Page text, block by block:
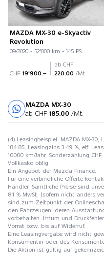
MAZDA MX-30 e-Skyactiv
Revolution
09/2020 - 52'000 km - 145 PS
CHF 19'900.–
ab CHF
220.00 /Mt.
MAZDA MX-30
ab CHF 185.00 /Mt.
(4) Leasingbeispiel: MAZDA MX-30,
184.85, Leasingzins 3.49 %, eff.
10000 km/Jahr, Sonderzahlung
Vollkasko oblig.
Ein Angebot der Mazda Finance.
Für eine verbindliche Offerte
Händler. Sämtliche Preise sind
8,1 % MwSt. (sofern nicht anders
sind zum Zeitpunkt der
den Fahrzeugen, deren
vorbehalten. Irrtum und
Vorrat bzw. bis auf Widerruf.
Eine Leasingvergabe wird nicht
Konsumentin oder des
Die Aktion ist gültig auf